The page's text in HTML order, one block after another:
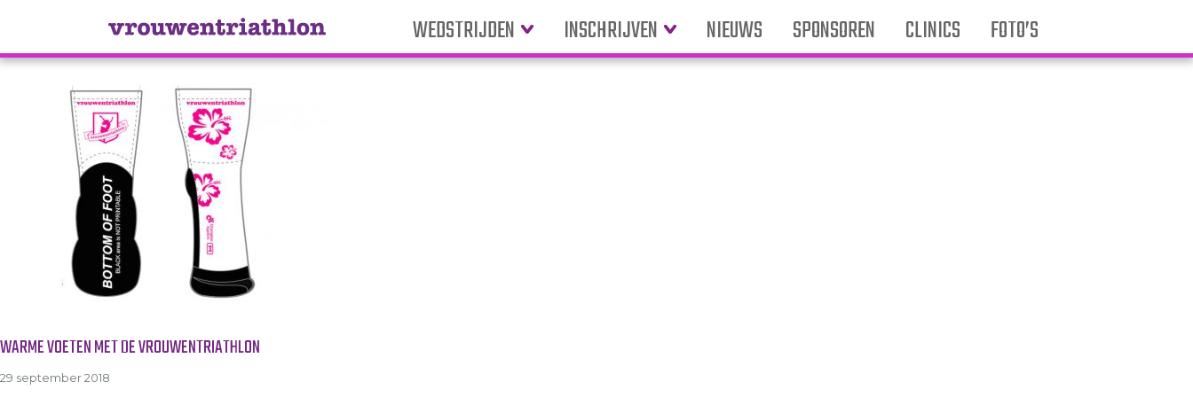
WEDSTRIJDEN INSCHRIJVEN NIEUWS SPONSOREN CLINICS FOTO’S
Tag Archive: sportsokken
WARME VOETEN MET DE VROUWENTRIATHLON
29 september 2018